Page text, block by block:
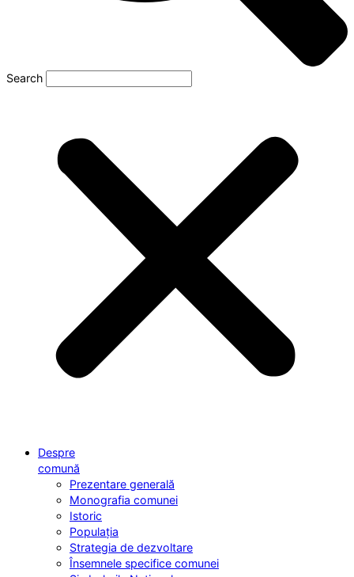
Search
Despre
comună
Prezentare generală
Monografia comunei
Istoric
Populația
Strategia de dezvoltare
Însemnele specifice comunei